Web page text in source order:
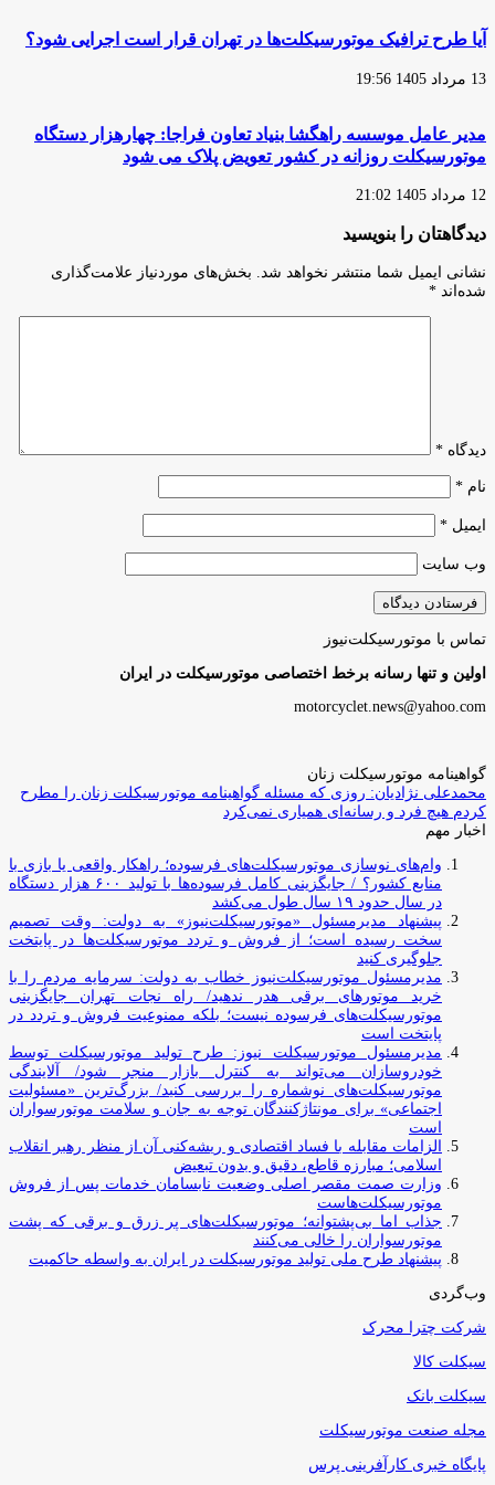
آیا طرح ترافیک موتورسیکلت‌ها در تهران قرار است اجرایی شود؟
13 مرداد 1405 19:56
مدیر عامل موسسه راهگشا بنیاد تعاون فراجا: چهارهزار دستگاه
موتورسیکلت روزانه در کشور تعویض پلاک می شود
12 مرداد 1405 21:02
دیدگاهتان را بنویسید
نشانی ایمیل شما منتشر نخواهد شد. بخش‌های موردنیاز علامت‌گذاری
شده‌اند *
دیدگاه *
نام *
ایمیل *
وب‌ سایت
تماس با موتورسیکلت‌نیوز
اولین و تنها رسانه برخط اختصاصی موتورسیکلت در ایران
motorcyclet.news@yahoo.com
گواهینامه موتورسیکلت زنان
محمدعلی نژادیان: روزی که مسئله گواهینامه موتورسیکلت زنان را مطرح
کردم هیچ فرد و رسانه‌ای همیاری نمی‌کرد
اخبار مهم
وام‌های نوسازی موتورسیکلت‌های فرسوده؛ راهکار واقعی یا بازی با
منابع کشور؟ / جایگزینی کامل فرسوده‌ها با تولید ۶۰۰ هزار دستگاه
در سال حدود ۱۹ سال طول می‌کشد
پیشنهاد مدیرمسئول «موتورسیکلت‌نیوز» به دولت: وقت تصمیم
سخت رسیده است؛ از فروش و تردد موتورسیکلت‌ها در پایتخت
جلوگیری کنید
مدیرمسئول موتورسیکلت‌نیوز خطاب به دولت: سرمایه مردم را با
خرید موتورهای برقی هدر ندهید/ راه نجات تهران جایگزینی
موتورسیکلت‌های فرسوده نیست؛ بلکه ممنوعیت فروش و تردد در
پایتخت است
مدیرمسئول موتورسیکلت نیوز: طرح تولید موتورسیکلت توسط
خودروسازان می‌تواند به کنترل بازار منجر شود/ آلایندگی
موتورسیکلت‌های نوشماره را بررسی کنید/ بزرگ‌ترین «مسئولیت
اجتماعی» برای مونتاژکنندگان توجه به جان و سلامت موتورسواران
است
الزامات مقابله با فساد اقتصادی و ریشه‌کنی آن از منظر رهبر انقلاب
اسلامی؛ مبارزه قاطع، دقیق و بدون تبعیض
وزارت صمت مقصر اصلی وضعیت نابسامان خدمات پس از فروش
موتورسیکلت‌هاست
جذاب اما بی‌پشتوانه؛ موتورسیکلت‌های پر زرق‌ و برقی که پشت
موتورسواران را خالی می‌کنند
پیشنهاد طرح ملی تولید موتورسیکلت در ایران به واسطه حاکمیت
وب‌گردی
شرکت چترا محرک
سیکلت کالا
سیکلت بانک
مجله صنعت موتورسیکلت
پایگاه خبری کارآفرینی پرس